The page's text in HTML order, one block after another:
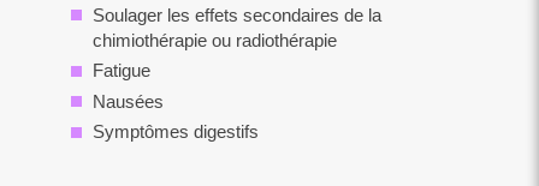
Soulager les effets secondaires de la
chimiothérapie ou radiothérapie
Fatigue
Nausées
Symptômes digestifs